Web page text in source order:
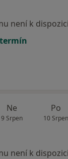
není k dispozici
Ne
9 Srpen
Po
10 Srpen
není k dispozici